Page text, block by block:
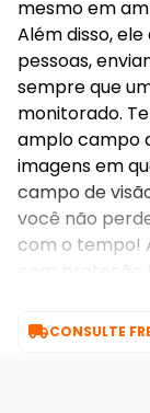
mesmo em
Além disso,
pessoas,
sempre que
monitorado.
amplo campo
imagens em
campo de
você não
com o tempo!
com
CONSULTE